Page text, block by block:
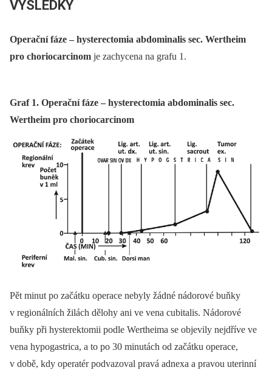
VÝSLEDKY
Operační fáze –⁠ hysterectomia abdominalis sec. Wertheim
pro choriocarcinom je zachycena na grafu 1.
Graf 1. Operační fáze – hysterectomia abdominalis sec.
Wertheim pro choriocarcinom
Pět minut po začátku operace nebyly žádné nádorové buňky
v regionálních žilách dělohy ani ve vena cubitalis. Nádorové
buňky při hysterektomii podle Wertheima se objevily nejdříve ve
vena hypogastrica, a to po 30 minutách od začátku operace,
v době, kdy operatér podvazoval pravá adnexa a pravou uterinní